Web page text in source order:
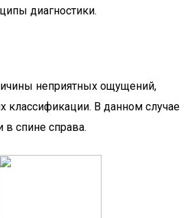
диагностики.
неприятных ощущений,
классификации. В данном случае
в спине справа.